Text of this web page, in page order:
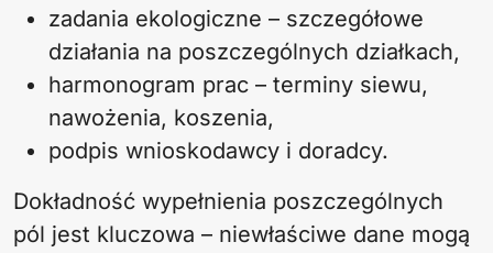
zadania ekologiczne – szczegółowe
działania na poszczególnych działkach,
harmonogram prac – terminy siewu,
nawożenia, koszenia,
podpis wnioskodawcy i doradcy.
Dokładność wypełnienia poszczególnych
pól jest kluczowa – niewłaściwe dane mogą